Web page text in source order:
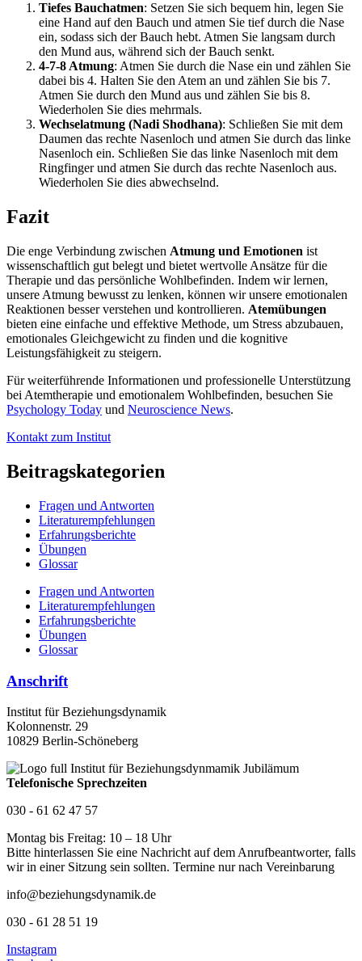
Tiefes Bauchatmen: Setzen Sie sich bequem hin, legen Sie
eine Hand auf den Bauch und atmen Sie tief durch die Nase
ein, sodass sich der Bauch hebt. Atmen Sie langsam durch
den Mund aus, während sich der Bauch senkt.
4-7-8 Atmung: Atmen Sie durch die Nase ein und zählen Sie
dabei bis 4. Halten Sie den Atem an und zählen Sie bis 7.
Atmen Sie durch den Mund aus und zählen Sie bis 8.
Wiederholen Sie dies mehrmals.
Wechselatmung (Nadi Shodhana): Schließen Sie mit dem
Daumen das rechte Nasenloch und atmen Sie durch das linke
Nasenloch ein. Schließen Sie das linke Nasenloch mit dem
Ringfinger und atmen Sie durch das rechte Nasenloch aus.
Wiederholen Sie dies abwechselnd.
Fazit
Die enge Verbindung zwischen Atmung und Emotionen ist
wissenschaftlich gut belegt und bietet wertvolle Ansätze für die
Therapie und das persönliche Wohlbefinden. Indem wir lernen,
unsere Atmung bewusst zu lenken, können wir unsere emotionalen
Reaktionen besser verstehen und kontrollieren. Atemübungen
bieten eine einfache und effektive Methode, um Stress abzubauen,
emotionales Gleichgewicht zu finden und die kognitive
Leistungsfähigkeit zu steigern.
Für weiterführende Informationen und professionelle Unterstützung
bei Atemtherapie und emotionalem Wohlbefinden, besuchen Sie
Psychology Today und Neuroscience News.
Kontakt zum Institut
Beitragskategorien
Fragen und Antworten
Literaturempfehlungen
Erfahrungsberichte
Übungen
Glossar
Fragen und Antworten
Literaturempfehlungen
Erfahrungsberichte
Übungen
Glossar
Anschrift
Institut für Beziehungsdynamik
Kolonnenstr. 29
10829 Berlin-Schöneberg
Telefonische Sprechzeiten
030 - 61 62 47 57
Montag bis Freitag: 10 – 18 Uhr
Bitte hinterlassen Sie eine Nachricht auf dem Anrufbeantworter, falls
wir in einer Sitzung sein sollten. Termine nur nach Vereinbarung
info@beziehungsdynamik.de
030 - 61 28 51 19
Instagram